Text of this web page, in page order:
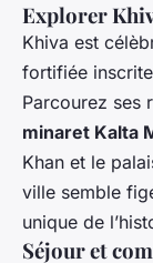
Explorer
Khiva est
fortifiée
Parcourez ses
minaret Kalta
Khan et le
ville semble
unique de
Séjour et